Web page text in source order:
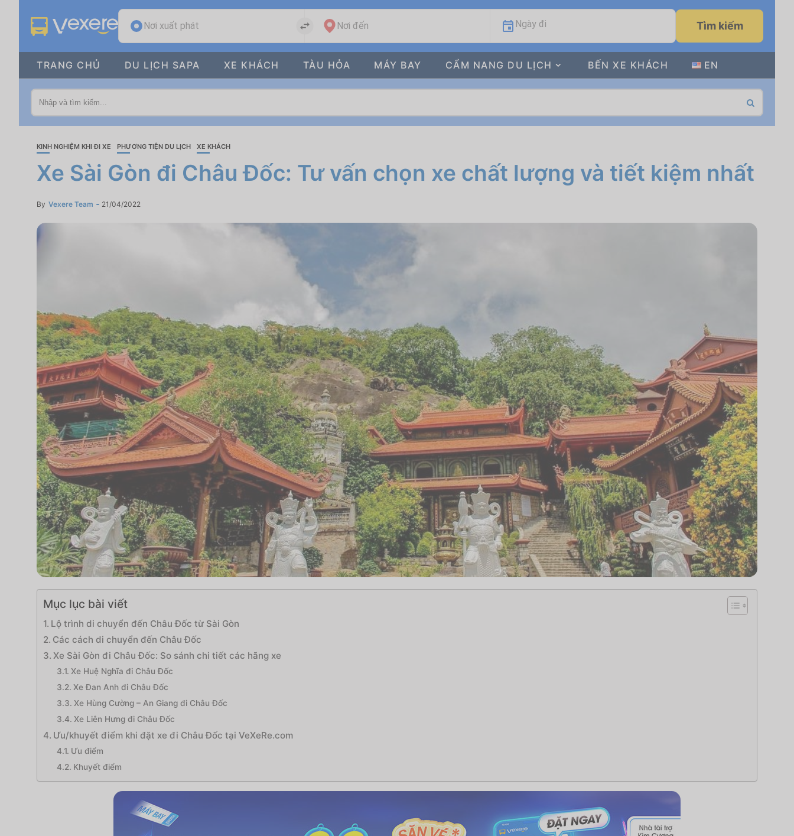
Nơi xuất phát Nơi đến Ngày đi Tìm kiếm
TRANG CHỦ DU LỊCH SAPA XE KHÁCH TÀU HỎA MÁY BAY CẨM NANG DU LỊCH BẾN XE KHÁCH EN
KINH NGHIỆM KHI ĐI XE PHƯƠNG TIỆN DU LỊCH XE KHÁCH
Xe Sài Gòn đi Châu Đốc: Tư vấn chọn xe chất lượng và tiết kiệm nhất
By Vexere Team 21/04/2022
Mục lục bài viết
Lộ trình di chuyển đến Châu Đốc từ Sài Gòn
Các cách di chuyển đến Châu Đốc
Xe Sài Gòn đi Châu Đốc: So sánh chi tiết các hãng xe
Xe Huệ Nghĩa đi Châu Đốc
Xe Đan Anh đi Châu Đốc
Xe Hùng Cường – An Giang đi Châu Đốc
Xe Liên Hưng đi Châu Đốc
Ưu/khuyết điểm khi đặt xe đi Châu Đốc tại VeXeRe.com
Ưu điểm
Khuyết điểm